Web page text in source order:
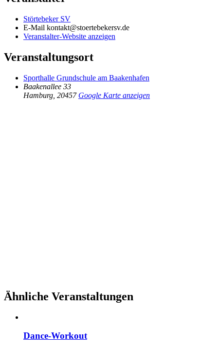
Störtebeker SV
E-Mail kontakt@stoertebekersv.de
Veranstalter-Website anzeigen
Veranstaltungsort
Sporthalle Grundschule am Baakenhafen
Baakenallee 33
Hamburg 20457 Google Karte anzeigen
Ähnliche Veranstaltungen
Dance-Workout